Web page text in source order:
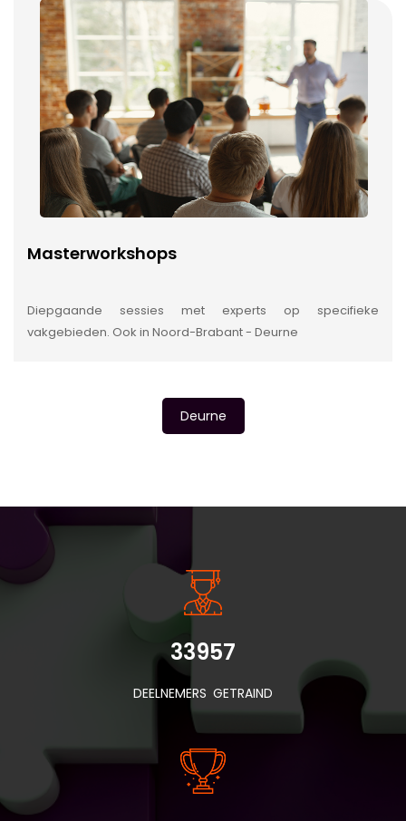
Masterworkshops
Diepgaande sessies met experts op specifieke
vakgebieden. Ook in Noord-Brabant - Deurne
Deurne
INSIDE INFORMATIE
33957
DEELNEMERS GETRAIND